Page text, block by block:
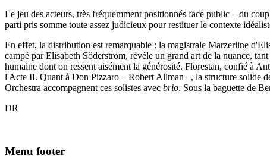
Le jeu des acteurs, très fréquemment positionnés face public – du
parti pris somme toute assez judicieux pour restituer le contexte
En effet, la distribution est remarquable : la magistrale Marzerline
campé par Elisabeth Söderström, révèle un grand art de la nuance,
humaine dont on ressent aisément la générosité. Florestan, confié à
l'Acte II. Quant à Don Pizzaro – Robert Allman –, la structure solide
Orchestra accompagnent ces solistes avec brio. Sous la baguette de
DR
Menu footer